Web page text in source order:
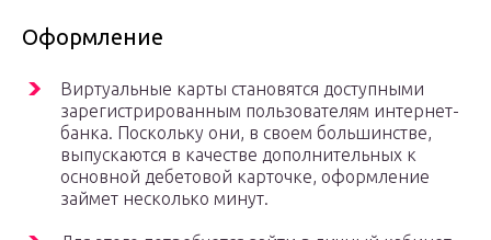
Оформление
Виртуальные карты становятся доступными
зарегистрированным пользователям интернет-
банка. Поскольку они, в своем большинстве,
выпускаются в качестве дополнительных к
основной дебетовой карточке, оформление
займет несколько минут.